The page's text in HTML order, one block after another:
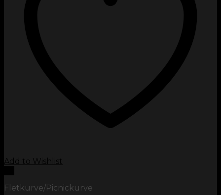
Add to Wishlist
Fletkurve/Picnickurve